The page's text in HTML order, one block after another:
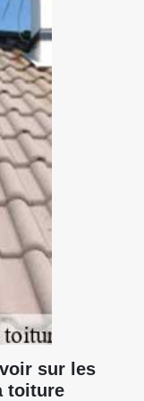
sur les
toiture